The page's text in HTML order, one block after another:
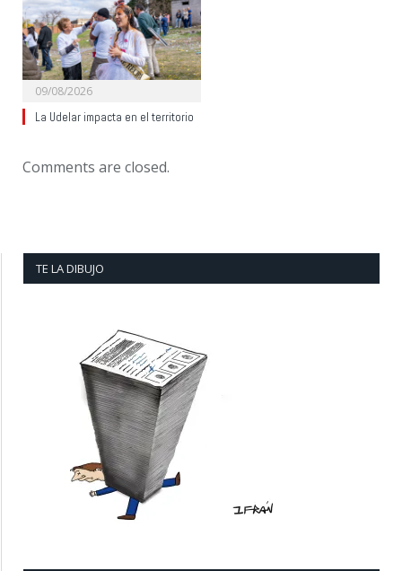
09/08/2026
La Udelar impacta en el territorio
Comments are closed.
TE LA DIBUJO